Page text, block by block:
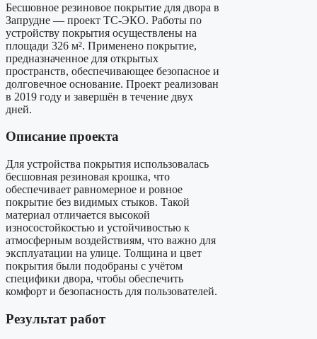
Бесшовное резиновое покрытие для двора в
Запрудне — проект ТС-ЭКО. Работы по
устройству покрытия осуществлены на
площади 326 м². Применено покрытие,
предназначенное для открытых
пространств, обеспечивающее безопасное и
долговечное основание. Проект реализован
в 2019 году и завершён в течение двух
дней.
Описание проекта
Для устройства покрытия использовалась
бесшовная резиновая крошка, что
обеспечивает равномерное и ровное
покрытие без видимых стыков. Такой
материал отличается высокой
износостойкостью и устойчивостью к
атмосферным воздействиям, что важно для
эксплуатации на улице. Толщина и цвет
покрытия были подобраны с учётом
специфики двора, чтобы обеспечить
комфорт и безопасность для пользователей.
Результат работ